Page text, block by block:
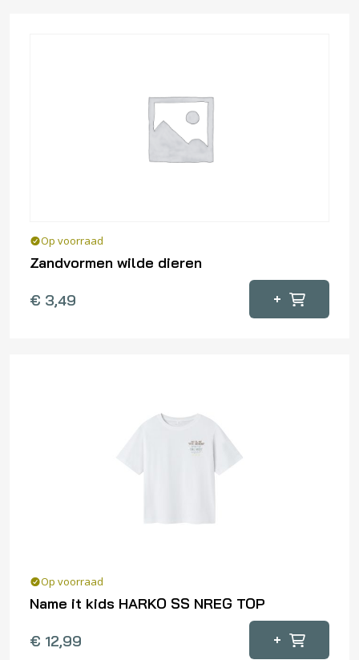
Op voorraad
Zandvormen wilde dieren
€ 3,49 +
Op voorraad
Name it kids HARKO SS NREG TOP
€ 12,99 +
product